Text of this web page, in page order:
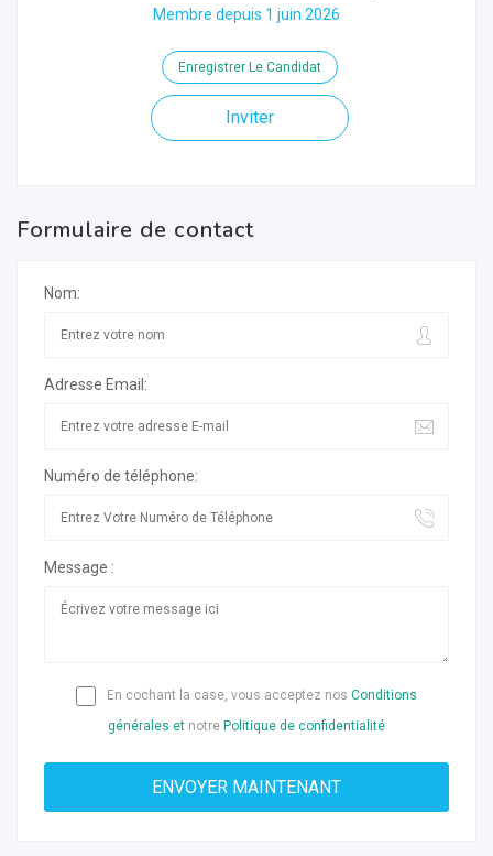
Membre depuis 1 juin 2026
Enregistrer Le Candidat
Inviter
Formulaire de contact
Nom:
Adresse Email:
Numéro de téléphone:
Message :
En cochant la case, vous acceptez nos Conditions
générales et notre Politique de confidentialité